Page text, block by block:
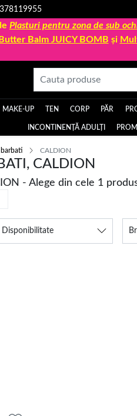
Plasturi pentru zona de sub
Butter Balm JUICY BOMB și
MAKE-UP TEN CORP PĂR
INCONTINENȚĂ ADULȚI
CALDION
CALDION
- Alege din cele 1
Disponibilitate